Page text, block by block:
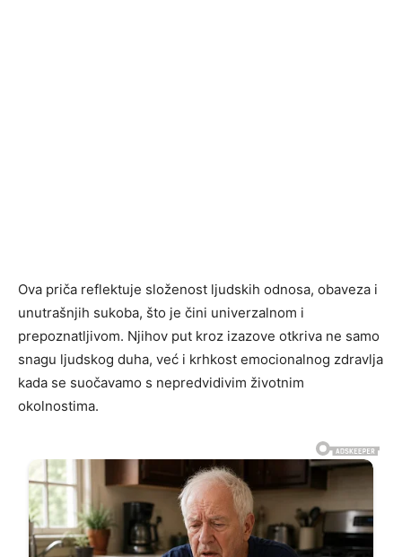
Ova priča reflektuje složenost ljudskih odnosa, obaveza i
unutrašnjih sukoba, što je čini univerzalnom i
prepoznatljivom. Njihov put kroz izazove otkriva ne samo
snagu ljudskog duha, već i krhkost emocionalnog zdravlja
kada se suočavamo s nepredvidivim životnim
okolnostima.